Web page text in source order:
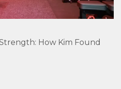
How Kim Found